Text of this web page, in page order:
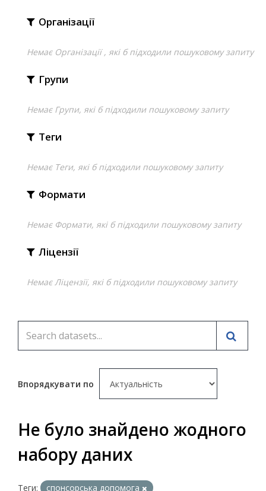
Організації
Немає Організації , які б підходили пошуковому запиту
Групи
Немає Групи, які б підходили пошуковому запиту
Теги
Немає Теги, які б підходили пошуковому запиту
Формати
Немає Формати, які б підходили пошуковому запиту
Ліцензії
Немає Ліцензії, які б підходили пошуковому запиту
Впорядкувати по
Не було знайдено жодного
набору даних
Теги:
спонсорська допомога